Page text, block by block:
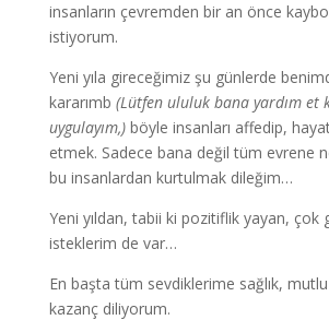
insanların çevremden bir an önce
istiyorum.
Yeni yıla gireceğimiz şu günlerde
kararımb (Lütfen ululuk bana yardım et
uygulayım,) böyle insanları affedip,
etmek. Sadece bana değil tüm evrene
bu insanlardan kurtulmak dileğim…
Yeni yıldan, tabii ki pozitiflik yayan, çok
isteklerim de var…
En başta tüm sevdiklerime sağlık,
kazanç diliyorum.